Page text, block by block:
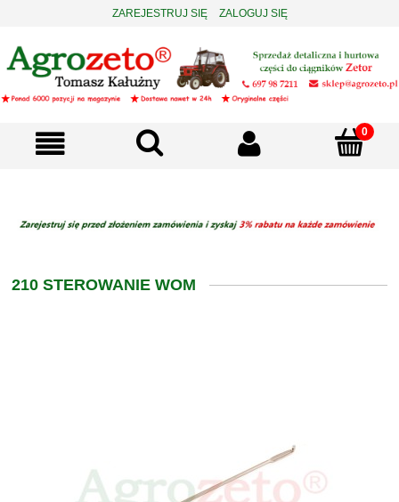
ZAREJESTRUJ SIĘ ZALOGUJ SIĘ
210 STEROWANIE WOM